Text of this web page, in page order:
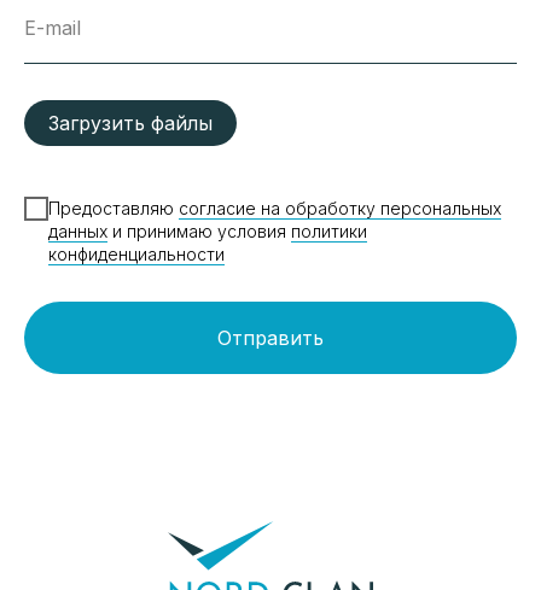
E-mail
Загрузить файлы
Предоставляю согласие на обработку персональных
данных и принимаю условия политики
конфиденциальности
Отправить